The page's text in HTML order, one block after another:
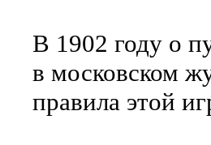
В 1902 году о
в московском
правила этой